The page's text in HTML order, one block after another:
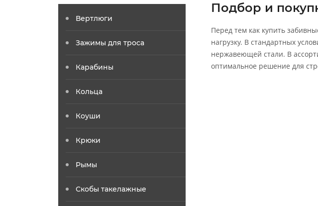
Подбор и
Перед тем как купить
нагрузку. В стандартных
нержавеющей стали. В
оптимальное решение для
Вертлюги
Зажимы для троса
Карабины
Кольца
Коуши
Крюки
Рымы
Скобы такелажные